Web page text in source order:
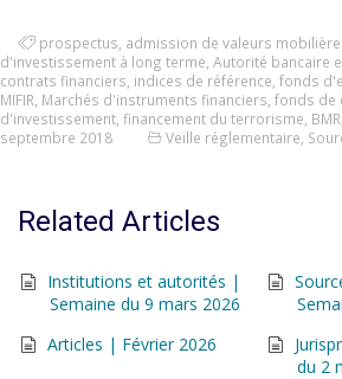
prospectus admission de valeurs
d'investissement à long terme Autorité bancaire
contrats financiers indices de référence fonds
MIFIR Marchés d'instruments financiers fonds de
d'investissement financement du terrorisme BMR
septembre 2018
Veille réglementaire
Related Articles
Institutions et autorités |
Semaine du 9 mars 2026
Articles | Février 2026
du 2